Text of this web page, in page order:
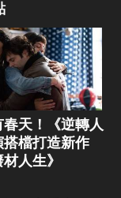
春天！《逆轉人
搭檔打造新作
材人生》